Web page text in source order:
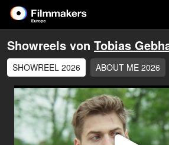
Showreels von Tobias
SHOWREEL 2026 ABOUT ME 2026